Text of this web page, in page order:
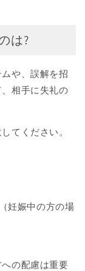
は?
や、誤解を招
相手に失礼の
てください。
妊娠中の方の場
の配慮は重要